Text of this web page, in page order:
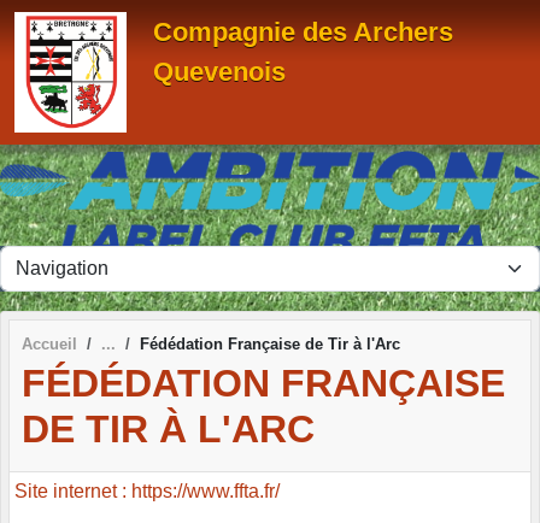
Compagnie des Archers
Quevenois
Accueil Fédédation Française de Tir à l'Arc
FÉDÉDATION FRANÇAISE
DE TIR À L'ARC
Site internet : https://www.ffta.fr/
Panneau de gestion des cookies